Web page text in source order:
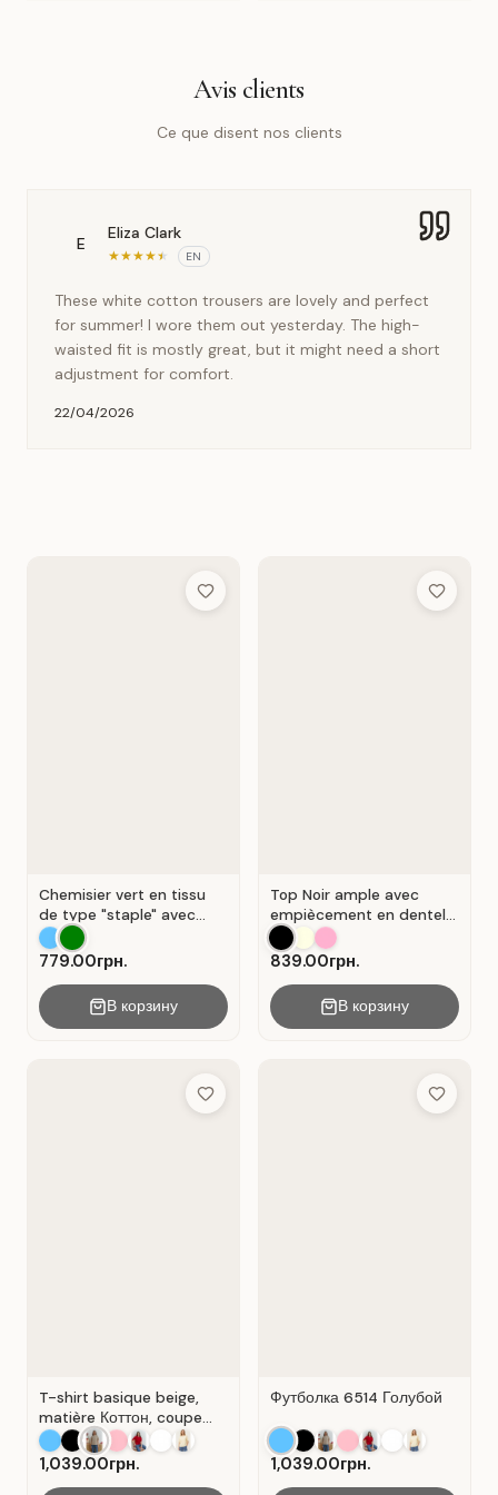
Avis clients
Ce que disent nos clients
E
Eliza Clark
★★★★★ EN
These white cotton trousers are lovely and perfect
for summer! I wore them out yesterday. The high-
waisted fit is mostly great, but it might need a short
adjustment for comfort.
22/04/2026
Add to Wish List
Chemisier vert en tissu
de type "staple" avec
encolure en V et
fermeture portefeuille .
779.00грн.
В корзину
Add to
Top Noir ample avec
empiècement en dentelle
ajourée.
839.00грн.
В корзину
Add to Wish List
T-shirt basique beige,
matière Коттон, coupe
droite. Beige .
1,039.00грн.
Add to
Футболка 6514 Голубой
1,039.00грн.